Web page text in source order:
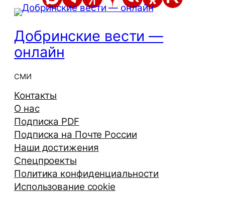
Добринские вести —
онлайн
СМИ
Контакты
О нас
Подписка PDF
Подписка на Почте России
Наши достижения
Спецпроекты
Политика конфиденциальности
Использование cookie